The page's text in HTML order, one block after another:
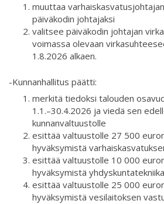
muuttaa
päiväkodin johtajaksi
valitsee päiväkodin johtajan
voimassa olevaan
1.8.2026 alkaen.
-Kunnanhallitus päätti:
merkitä tiedoksi talouden
1.1.–30.4.2026 ja viedä sen
kunnanvaltuustolle
esittää valtuustolle 27 500
hyväksymistä
esittää valtuustolle 10 000
hyväksymistä
esittää valtuustolle 25 000
hyväksymistä vesilaitoksen